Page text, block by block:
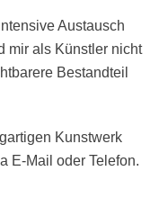
Austausch
mir als Künstler nicht
Bestandteil
Kunstwerk
E-Mail oder Telefon.